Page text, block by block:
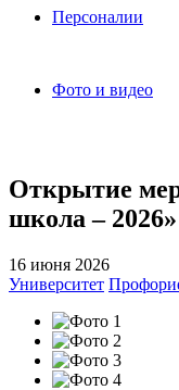
Персоналии
Фото и видео
Открытие
школа – 2026»
16 июня 2026
Университет